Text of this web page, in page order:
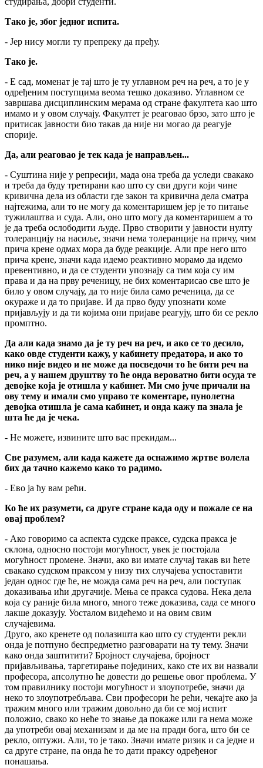
Тако је, због једног испита.
- Јер нису могли ту препреку да пређу.
Тако је.
- Е сад, моменат је тај што је ту углавном реч на реч, а то је у
одређеним поступцима веома тешко доказиво. Углавном се
завршава дисциплинским мерама од стране факултета као што
имамо и у овом случају. Факултет је реаговао брзо, зато што је
притисак јавности био такав да није ни могао да реагује
спорије.
Да, али реаговао је тек када је направљен...
- Суштина није у репресији, мада она треба да уследи свакако
и треба да буду третирани као што су сви други који чине
кривична дела из области где закон та кривична дела сматра
најтежима, али то не могу да коментаришем јер је то питање
тужилаштва и суда. Али, оно што могу да коментаришем а то
је да треба ослободити људе. Прво створити у јавности нулту
толеранцију на насиље, значи нема толеранције на причу, чим
прича крене одмах мора да буде реакције. Али пре него што
прича крене, значи када идемо реактивно морамо да идемо
превентивно, и да се студенти упознају са тим која су им
права и да на прву реченицу, не бих коментарисао све што је
било у овом случају, да то није била само реченица, да се
окураже и да то пријаве. И да прво буду упознати коме
пријављују и да ти којима они пријаве реагују, што би се рекло
промптно.
Да али када знамо да је ту реч на реч, и ако се то десило,
како овде студенти кажу, у кабинету предатора, и ако то
нико није видео и не може да посведочи то ће бити реч на
реч, а у нашем друштву то ће онда вероватно бити осуда те
девојке која је отишла у кабинет. Ми смо јуче причали на
ову тему и имали смо управо те коментаре, пунолетна
девојка отишла је сама кабинет, и онда кажу па знала је
шта ће да је чека.
- Не можете, извините што вас прекидам...
Све разумем, али када кажете да оснажимо жртве волела
бих да тачно кажемо како то радимо.
- Ево ја ћу вам рећи.
Ко ће их разумети, са друге стране када оду и пожале се на
овај проблем?
- Ако говоримо са аспекта судске праксе, судска пракса је
склона, односно постоји могућност, увек је постојала
могућност промене. Значи, ако ви имате случај такав ви ћете
свакако судском праксом у низу тих случајева успоставити
један однос где ће, не можда сама реч на реч, али поступак
доказивања ићи другачије. Мења се пракса судова. Нека дела
која су раније била много, много теже доказива, сада се много
лакше доказују. Уосталом видећемо и на овим свим
случајевима.
Друго, ако кренете од полазишта као што су студенти рекли
онда је потпуно беспредметно разговарати на ту тему. Значи
како онда заштитити? Бројност случајева, бројност
пријављивања, таргетирање појединих, како сте их ви назвали
професора, апсолутно ће довести до решење овог проблема. У
том правилнику постоји могућност и злоупотребе, значи да
неко то злоупотребљава. Сви професори ће рећи, чекајте ако ја
тражим много или тражим довољно да би се мој испит
положио, свако ко неће то знање да покаже или га нема може
да употреби овај механизам и да ме на пради бога, што би се
рекло, оптужи. Али, то је тако. Значи имате ризик и са једне и
са друге стране, па онда ће то дати праксу одређеног
понашања.